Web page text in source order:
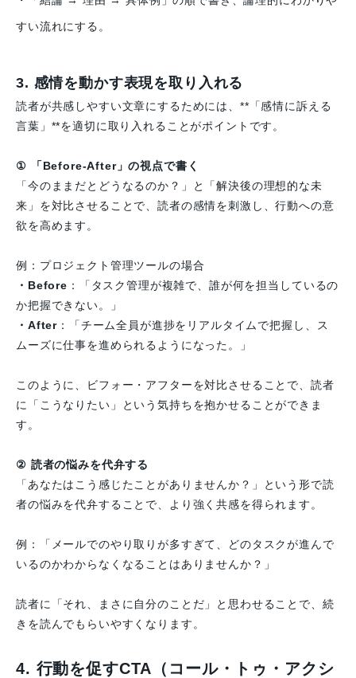
すい流れにする。
3. 感情を動かす表現を取り入れる
読者が共感しやすい文章にするためには、**「感情に訴える
言葉」**を適切に取り入れることがポイントです。
① 「Before-After」の視点で書く
「今のままだとどうなるのか？」と「解決後の理想的な未
来」を対比させることで、読者の感情を刺激し、行動への意
欲を高めます。
例：プロジェクト管理ツールの場合
・Before ：「タスク管理が複雑で、誰が何を担当しているの
か把握できない。」
・After ：「チーム全員が進捗をリアルタイムで把握し、ス
ムーズに仕事を進められるようになった。」
このように、ビフォー・アフターを対比させることで、読者
に「こうなりたい」という気持ちを抱かせることができま
す。
② 読者の悩みを代弁する
「あなたはこう感じたことがありませんか？」という形で読
者の悩みを代弁することで、より強く共感を得られます。
例：「メールでのやり取りが多すぎて、どのタスクが進んで
いるのかわからなくなることはありませんか？」
読者に「それ、まさに自分のことだ」と思わせることで、続
きを読んでもらいやすくなります。
4. 行動を促すCTA（コール・トゥ・アクシ